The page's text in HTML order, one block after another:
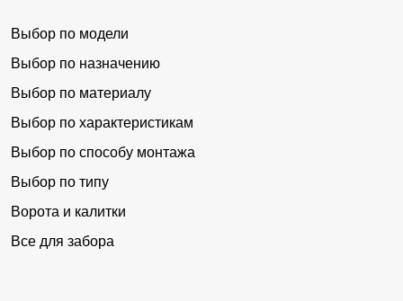
Выбор по модели
Выбор по назначению
Выбор по материалу
Выбор по характеристикам
Выбор по способу монтажа
Выбор по типу
Ворота и калитки
Все для забора